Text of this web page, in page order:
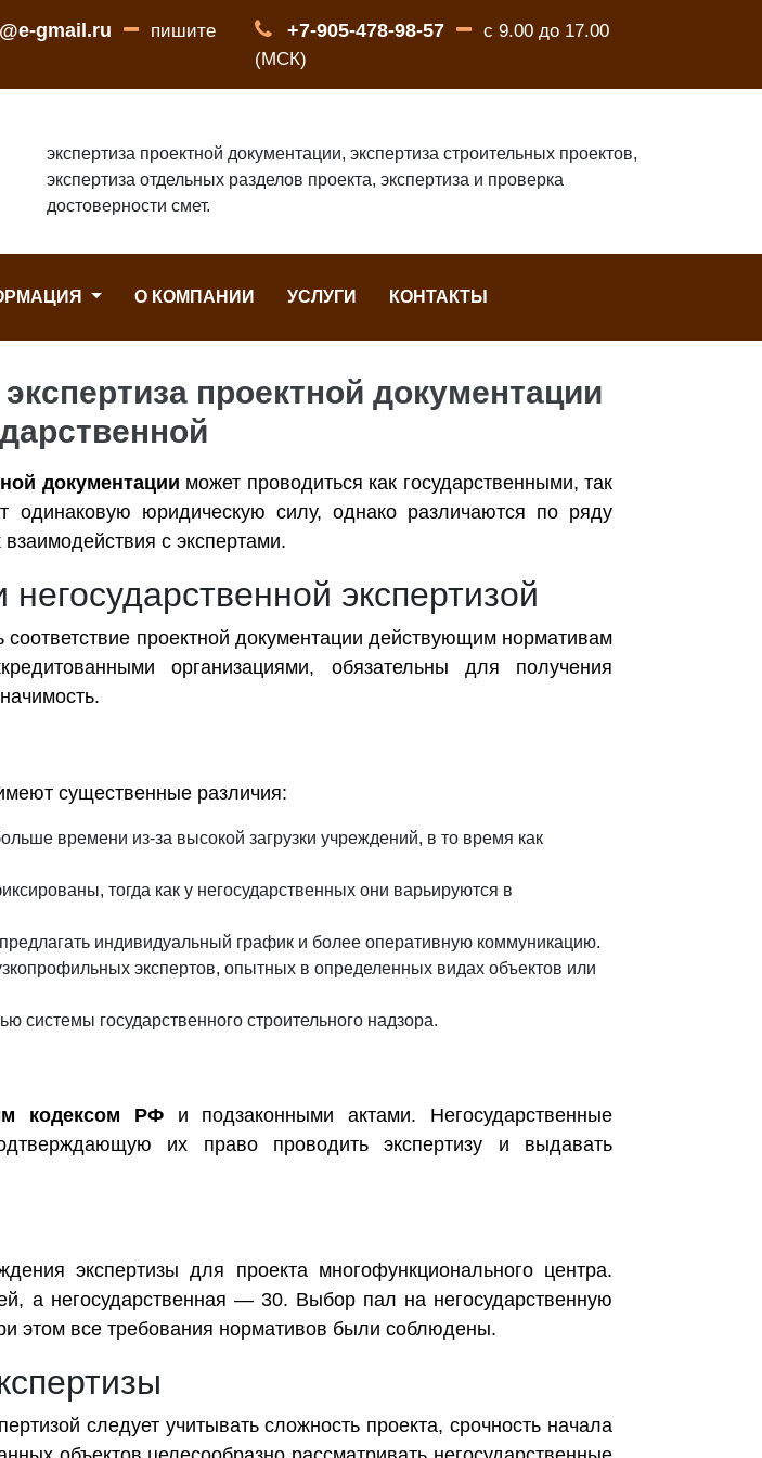
gmail.ru
пишите
+7-905-478-98-57
с 9.00 до 17.00
(МСК)
экспертиза проектной документации, экспертиза строительных проектов,
экспертиза отдельных разделов проекта, экспертиза и проверка
достоверности смет.
О КОМПАНИИ УСЛУГИ КОНТАКТЫ
проектной документации
документации может проводиться как государственными, так
одинаковую юридическую силу, однако различаются по ряду
с экспертами.
экспертизой
проектной документации действующим нормативам
организациями, обязательны для получения
существенные различия:
времени из-за высокой загрузки учреждений, в то время как
тогда как у негосударственных они варьируются в
индивидуальный график и более оперативную коммуникацию.
экспертов, опытных в определенных видах объектов или
системы государственного строительного надзора.
кодексом РФи подзаконными актами. Негосударственные
их право проводить экспертизу и выдавать
экспертизы для проекта многофункционального центра.
а негосударственная — 30. Выбор пал на негосударственную
этом все требования нормативов были соблюдены.
следует учитывать сложность проекта, срочность начала